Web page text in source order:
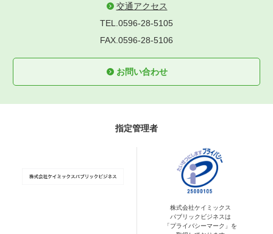
交通アクセス
TEL.0596-28-5105
FAX.0596-28-5106
お問い合わせ
指定管理者
株式会社ケイミックス
パブリックビジネスは
「プライバシーマーク」を